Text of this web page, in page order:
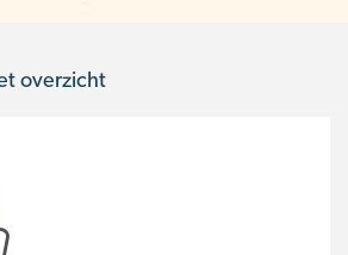
overzicht